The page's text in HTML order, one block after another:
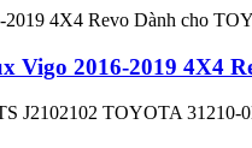
2016-2019 4X4
J2102102 TOYOTA